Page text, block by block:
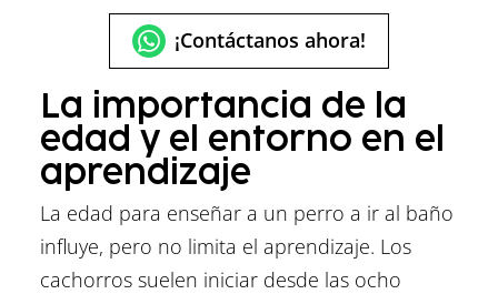
¡Contáctanos ahora!
La importancia de la
edad y el entorno en el
aprendizaje
La edad para enseñar a un perro a ir al baño
influye, pero no limita el aprendizaje. Los
cachorros suelen iniciar desde las ocho